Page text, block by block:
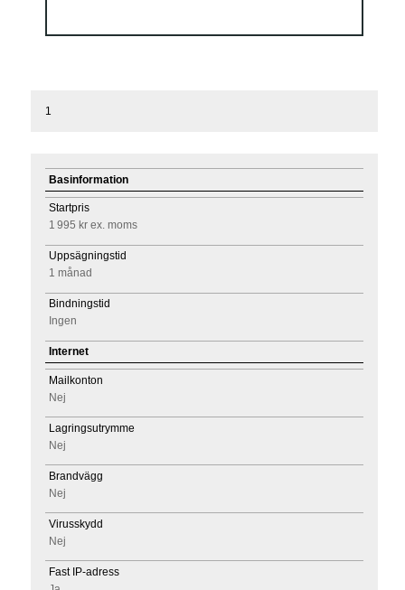
1
Basinformation
Startpris
1 995 kr ex. moms
Uppsägningstid
1 månad
Bindningstid
Ingen
Internet
Mailkonton
Nej
Lagringsutrymme
Nej
Brandvägg
Nej
Virusskydd
Nej
Fast IP-adress